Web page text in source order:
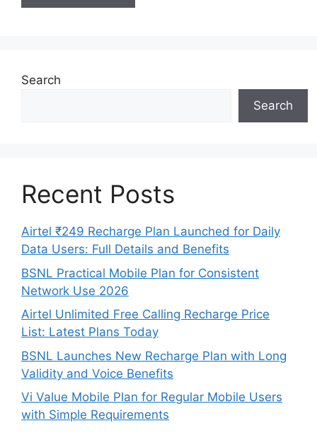
Search
Search
Recent Posts
Airtel ₹249 Recharge Plan Launched for Daily
Data Users: Full Details and Benefits
BSNL Practical Mobile Plan for Consistent
Network Use 2026
Airtel Unlimited Free Calling Recharge Price
List: Latest Plans Today
BSNL Launches New Recharge Plan with Long
Validity and Voice Benefits
Vi Value Mobile Plan for Regular Mobile Users
with Simple Requirements